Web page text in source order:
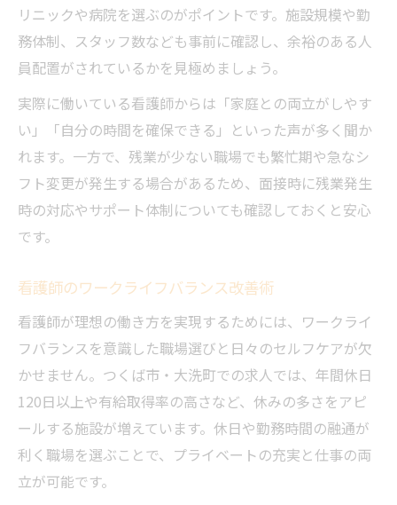
リニックや病院を選ぶのがポイントです。施設規模や勤
務体制、スタッフ数なども事前に確認し、余裕のある人
員配置がされているかを見極めましょう。
実際に働いている看護師からは「家庭との両立がしやす
い」「自分の時間を確保できる」といった声が多く聞か
れます。一方で、残業が少ない職場でも繁忙期や急なシ
フト変更が発生する場合があるため、面接時に残業発生
時の対応やサポート体制についても確認しておくと安心
です。
看護師のワークライフバランス改善術
看護師が理想の働き方を実現するためには、ワークライ
フバランスを意識した職場選びと日々のセルフケアが欠
かせません。つくば市・大洗町での求人では、年間休日
120日以上や有給取得率の高さなど、休みの多さをアピ
ールする施設が増えています。休日や勤務時間の融通が
利く職場を選ぶことで、プライベートの充実と仕事の両
立が可能です。